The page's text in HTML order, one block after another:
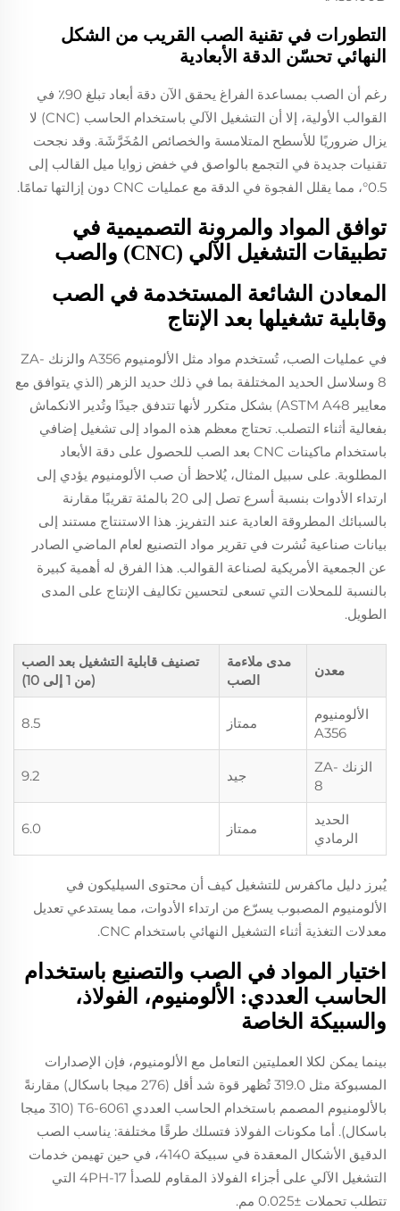
التطورات في تقنية الصب القريب من الشكل
النهائي تحسّن الدقة الأبعادية
رغم أن الصب بمساعدة الفراغ يحقق الآن دقة أبعاد تبلغ 90٪ في
القوالب الأولية، إلا أن التشغيل الآلي باستخدام الحاسب (CNC) لا
يزال ضروريًا للأسطح المتلامسة والخصائص المُخَرَّشَة. وقد نجحت
تقنيات جديدة في التجمع بالواصق في خفض زوايا ميل القالب إلى
0.5°، مما يقلل الفجوة في الدقة مع عمليات CNC دون إزالتها تمامًا.
توافق المواد والمرونة التصميمية في
تطبيقات التشغيل الآلي (CNC) والصب
المعادن الشائعة المستخدمة في الصب
وقابلية تشغيلها بعد الإنتاج
في عمليات الصب، تُستخدم مواد مثل الألومنيوم A356 والزنك ZA-
8 وسلاسل الحديد المختلفة بما في ذلك حديد الزهر (الذي يتوافق مع
معايير ASTM A48) بشكل متكرر لأنها تتدفق جيدًا وتُدير الانكماش
بفعالية أثناء التصلب. تحتاج معظم هذه المواد إلى تشغيل إضافي
باستخدام ماكينات CNC بعد الصب للحصول على دقة الأبعاد
المطلوبة. على سبيل المثال، يُلاحظ أن صب الألومنيوم يؤدي إلى
ارتداء الأدوات بنسبة أسرع تصل إلى 20 بالمئة تقريبًا مقارنة
بالسبائك المطروقة العادية عند التفريز. هذا الاستنتاج مستند إلى
بيانات صناعية نُشرت في تقرير مواد التصنيع لعام الماضي الصادر
عن الجمعية الأمريكية لصناعة القوالب. هذا الفرق له أهمية كبيرة
بالنسبة للمحلات التي تسعى لتحسين تكاليف الإنتاج على المدى
الطويل.
معدن
مدى ملاءمة
الصب
تصنيف قابلية التشغيل بعد الصب
(من 1 إلى 10)
الألومنيوم
A356
ممتاز 8.5
الزنك ZA-
8
جيد 9.2
الحديد
الرمادي
ممتاز 6.0
يُبرز دليل ماكفرس للتشغيل كيف أن محتوى السيليكون في
الألومنيوم المصبوب يسرّع من ارتداء الأدوات، مما يستدعي تعديل
معدلات التغذية أثناء التشغيل النهائي باستخدام CNC.
اختيار المواد في الصب والتصنيع باستخدام
الحاسب العددي: الألومنيوم، الفولاذ،
والسبيكة الخاصة
بينما يمكن لكلا العمليتين التعامل مع الألومنيوم، فإن الإصدارات
المسبوكة مثل 319.0 تُظهر قوة شد أقل (276 ميجا باسكال) مقارنةً
بالألومنيوم المصمم باستخدام الحاسب العددي 6061-T6 (310 ميجا
باسكال). أما مكونات الفولاذ فتسلك طرقًا مختلفة: يناسب الصب
الدقيق الأشكال المعقدة في سبيكة 4140، في حين تهيمن خدمات
التشغيل الآلي على أجزاء الفولاذ المقاوم للصدأ 17-4PH التي
تتطلب تحملات ±0.025 مم.